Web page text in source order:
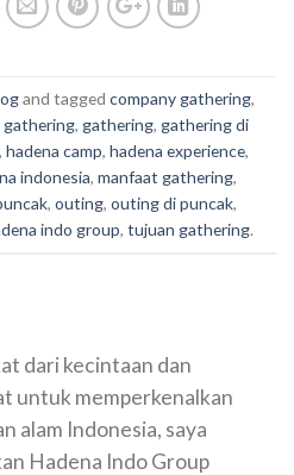
and tagged company gathering,
gathering, gathering, gathering di
, hadena camp, hadena experience,
indonesia, manfaat gathering,
, outing, outing di puncak,
indo group, tujuan gathering.
dari kecintaan dan
untuk memperkenalkan
alam Indonesia, saya
Hadena Indo Group